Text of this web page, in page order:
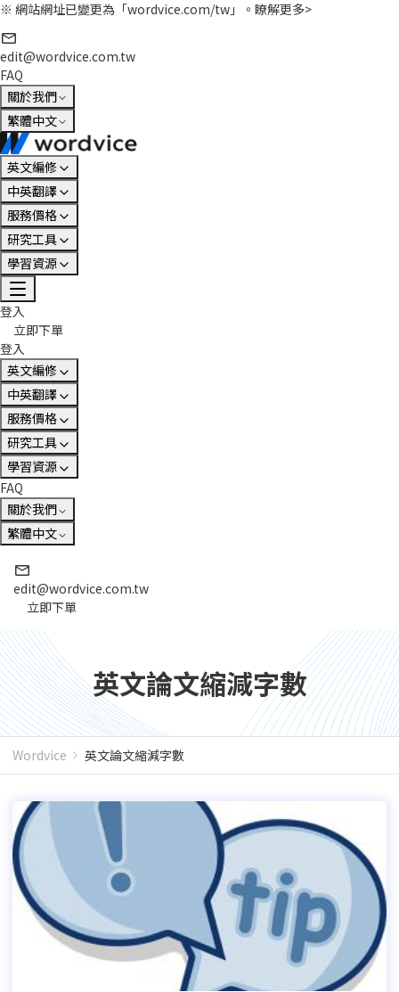
※ 網站網址已變更為「wordvice.com/tw」。 瞭解更多>
edit@wordvice.com.tw
FAQ
關於我們
繁體中文
英文編修
中英翻譯
服務價格
研究工具
學習資源
登入
立即下單
登入
英文編修
中英翻譯
服務價格
研究工具
學習資源
FAQ
關於我們
繁體中文
edit@wordvice.com.tw
立即下單
英文論文縮減字數
Wordvice 英文論文縮減字數